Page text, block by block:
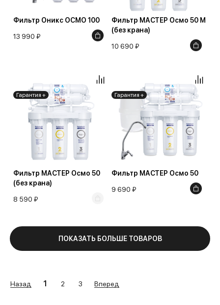
Фильтр Оникс ОСМО 100
13 990 ₽
Фильтр МАСТЕР Осмо 50 М
(без крана)
10 690 ₽
Фильтр МАСТЕР Осмо 50
(без крана)
8 590 ₽
Гарантия +
Фильтр МАСТЕР Осмо 50
9 690 ₽
Гарантия +
ПОКАЗАТЬ БОЛЬШЕ ТОВАРОВ
Назад 1 2 3 Вперед